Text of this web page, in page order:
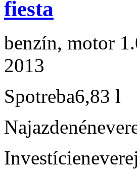
fiesta
benzín, motor
2013
Spotreba6,83 l
Najazdené
Investície